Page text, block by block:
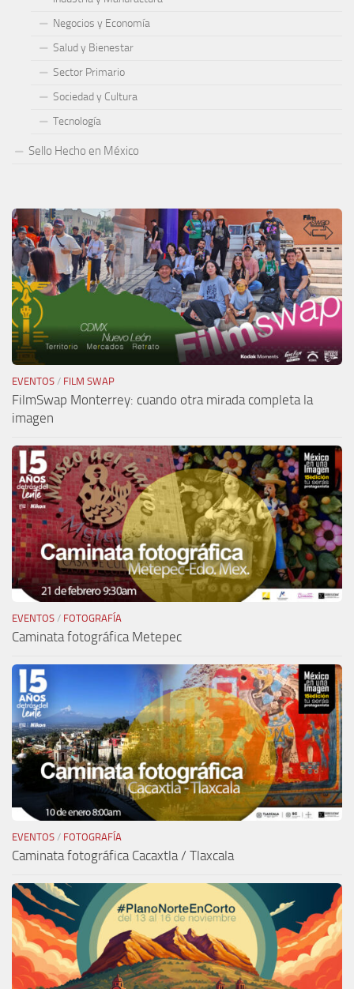
Negocios y Economía
Salud y Bienestar
Sector Primario
Sociedad y Cultura
Tecnología
Sello Hecho en México
EVENTOS / FILM SWAP
FilmSwap Monterrey: cuando otra mirada completa la
imagen
EVENTOS / FOTOGRAFÍA
Caminata fotográfica Metepec
EVENTOS / FOTOGRAFÍA
Caminata fotográfica Cacaxtla / Tlaxcala